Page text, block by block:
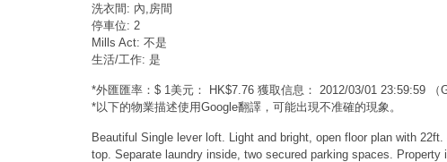
洗衣間: 內,房間
停車位: 2
Mills Act: 不是
生活/工作: 是
*外匯匯率：$ 1美元： HK$7.76 獲取信息： 2012/03/01 23:59:59 （
*以下的物業描述使用Google翻譯，可能出現不准確的現象。
Beautiful Single lever loft. Light and bright, open floor plan with
top. Separate laundry inside, two secured parking spaces.